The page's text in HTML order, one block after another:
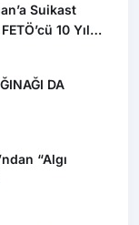
Suikast
10 Yıl
DA
“Algı